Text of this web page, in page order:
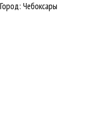
Город: Чебоксары